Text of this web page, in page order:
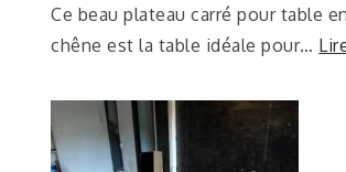
Ce beau plateau carré pour table
chêne est la table idéale pour…